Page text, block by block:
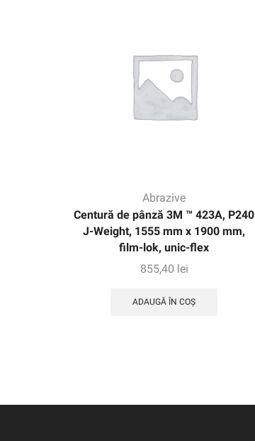
Abrazive
Centură de pânză 3M ™ 423A, P240
J-Weight, 1555 mm x 1900 mm,
film-lok, unic-flex
855,40 lei
ADAUGĂ ÎN COȘ